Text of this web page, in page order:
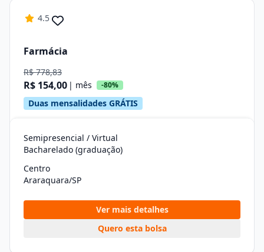
4.5
Farmácia
R$ 778,83
R$ 154,00 | mês -80%
Duas mensalidades GRÁTIS
Semipresencial / Virtual
Bacharelado (graduação)
Centro
Araraquara/SP
Ver mais detalhes
Quero esta bolsa